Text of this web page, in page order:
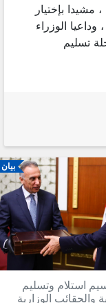
بإختيار
الوزراء
تسليم
بيان
استلام وتسليم
والحقائب الوزارية